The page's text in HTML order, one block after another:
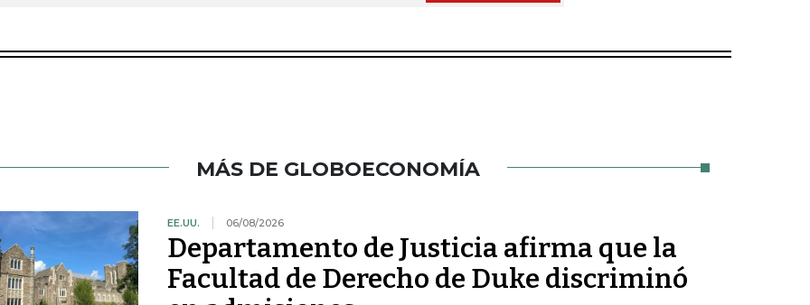
MÁS DE GLOBOECONOMÍA
EE.UU. 06/08/2026
Departamento de Justicia afirma que la
Facultad de Derecho de Duke discriminó